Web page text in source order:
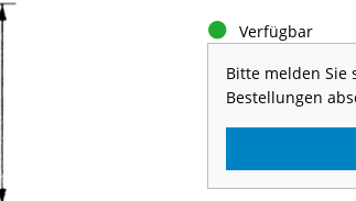
Verfügbar
Bitte melden Sie
Bestellungen